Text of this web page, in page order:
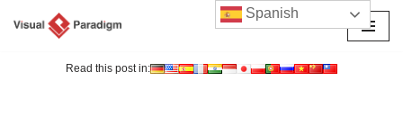
Read this post in:
Spanish